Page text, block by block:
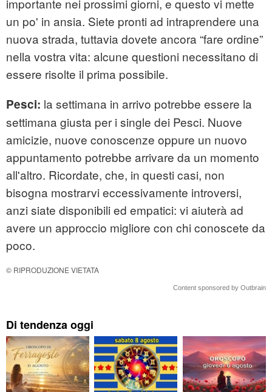
importante nei prossimi giorni, e questo vi mette
un po' in ansia. Siete pronti ad intraprendere una
nuova strada, tuttavia dovete ancora “fare ordine”
nella vostra vita: alcune questioni necessitano di
essere risolte il prima possibile.
Pesci: la settimana in arrivo potrebbe essere la
settimana giusta per i single dei Pesci. Nuove
amicizie, nuove conoscenze oppure un nuovo
appuntamento potrebbe arrivare da un momento
all'altro. Ricordate, che, in questi casi, non
bisogna mostrarvi eccessivamente introversi,
anzi siate disponibili ed empatici: vi aiuterà ad
avere un approccio migliore con chi conoscete da
poco.
© RIPRODUZIONE VIETATA
Content sponsored by Outbrain
Di tendenza oggi